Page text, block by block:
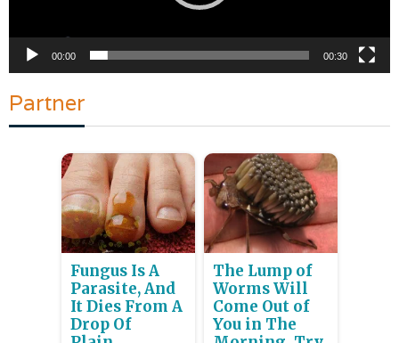
00:00 00:30
Partner
Fungus Is A
Parasite, And
It Dies From A
Drop Of
The Lump of
Worms Will
Come Out of
You in The